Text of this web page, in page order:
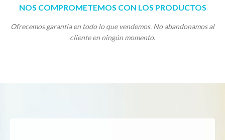
NOS COMPROMETEMOS CON LOS PRODUCTOS
Ofrecemos garantía en todo lo que vendemos. No abandonamos al
cliente en ningún momento.